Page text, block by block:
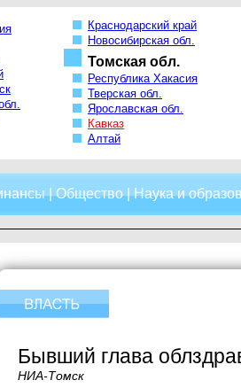
Краснодарский край
Новосибирская обл.
Томская обл.
Республика Хакасия
Тверская обл.
Ярославская обл.
Кавказ
Алтай
|Общество|Наука и
Бывший глава
НИА-Томск